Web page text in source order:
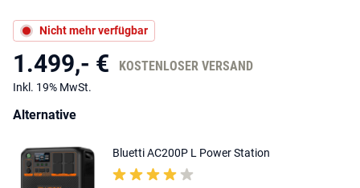
Nicht mehr verfügbar
1.499,- € KOSTENLOSER VERSAND
Inkl. 19% MwSt.
Alternative
Bluetti AC200P L Power Station